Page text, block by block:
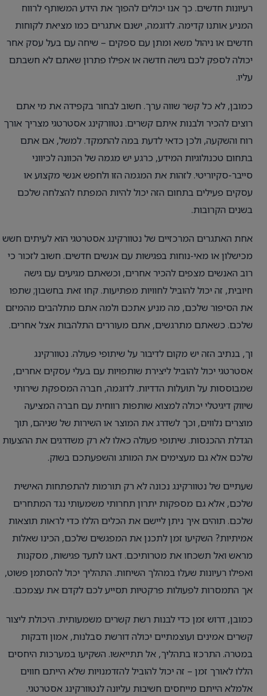
רעיונות חדשים. כך אנו יכולים להפוך את הידע המשותף לרווח
המניע אותנו קדימה. לדוגמה, ישנם אתגרים כמו מציאת לקוחות
חדשים או ניהול משא ומתן עם ספקים – שיחה עם בעל עסק אחר
יכולה לספק לכם גישה חדשה או אפילו פתרון שאתם לא חשבתם
עליו.
כמובן, לא כל קשר שווה ערך. חשוב לבחור בקפידה את מי אתם
רוצים להכיר ולבנות איתם קשרים. נטוורקינג אסטרטגי מצריך אורך
רוח והשקעה, ולכן כדאי לדעת במה להתמקד. למשל, אם אתם
בתחום טכנולוגיות המידע, כרגע יש מגמה של הכוונה לכיווני
סייבר-סקיוריטי. לזהות את המגמה הזו ולחפש אנשי מקצוע או
עסקים פעילים בתחום הזה יכול להיות המפתח להצלחה שלכם
בשנים הקרובות.
אחת האתגרים המרכזיים של נטוורקינג אסטרטגי הוא לעיתים חשש
מכישלון או מאי-נוחות בפגישות עם אנשים חדשים. חשוב לזכור כי
רוב האנשים מצפים להכיר אחרים, וכשאתם מגיעים עם גישה
חיובית, זה יכול להוביל לחוויות מפתיעות. קחו זאת בחשבון; שתפו
את הסיפור שלכם, מה מניע אתכם ולמה אתם מתלהבים מהמיזם
שלכם. כשאתם מתרגשים, אתם מעוררים התלהבות אצל אחרים.
וך, בנתיב הזה יש מקום לדיבור על שיתופי פעולה. נטוורקינג
אסטרטגי יכול להוביל ליצירת שותפויות עם בעלי עסקים אחרים,
שמבוססות על תועלות הדדיות. לדוגמה, חברה המספקת שירותי
שיווק דיגיטלי יכולה למצוא שותפות רווחית עם חברה המציעה
מוצרים נלווים, וכך לשדרג את המוצר או השירות של שניהם, תוך
הגדלת ההכנסות. שיתופי פעולה כאלו לא רק משדרגים את ההצעות
שלכם אלא גם מעצימים את המותג והשפעתכם בשוק.
שעתיים של נטוורקינג נכונה לא רק תורמות להתפתחות האישית
שלכם, אלא גם מספקות יתרון תחרותי משמעותי נגד המתחרים
שלכם. תוהים איך ניתן ליישם את הכלים הללו כדי לראות תוצאות
אמיתיות? השקיעו זמן לתכנן את המפגשים שלכם, הכינו שאלות
מראש ואל תשכחו את מטרותיכם. דאגו לתעד פגישות, מסקנות
ואפילו רעיונות שעלו במהלך השיחות. התהליך יכול להסתמן פשוט,
אך התמסרות לפעולות פרקטיות תסייע לכם לקדם את עצמכם.
כמובן, דרוש זמן כדי לבנות רשת קשרים משמעותית. היכולת ליצור
קשרים אמינים ועוצמתיים יכולה דורשת סבלנות, אמון ודבקות
במטרה. התרכזו בתהליך, אל תתייאשו. השקיעו במערכות היחסים
הללו לאורך זמן – זה יכול להוביל להזדמנויות שלא הייתם חווים
אלמלא הייתם מייחסים חשיבות עליונה לנטוורקינג אסטרטגי.